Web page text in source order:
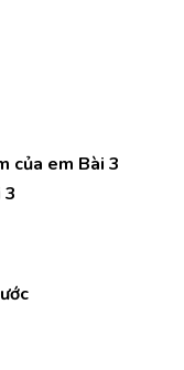
của em Bài 3
3